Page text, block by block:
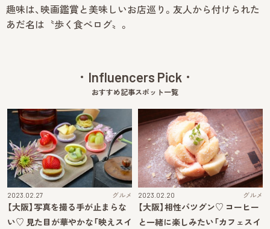
趣味は、映画鑑賞と美味しいお店巡り。友人から付けられた
あだ名は〝歩く食べログ〟。
Influencers Pick
おすすめ記事スポット一覧
2023.02.27 グルメ
【大阪】写真を撮る手が止まらな
い♡ 見た目が華やかな「映えスイ
2023.02.20 グルメ
【大阪】相性バツグン♡ コーヒー
と一緒に楽しみたい「カフェスイ